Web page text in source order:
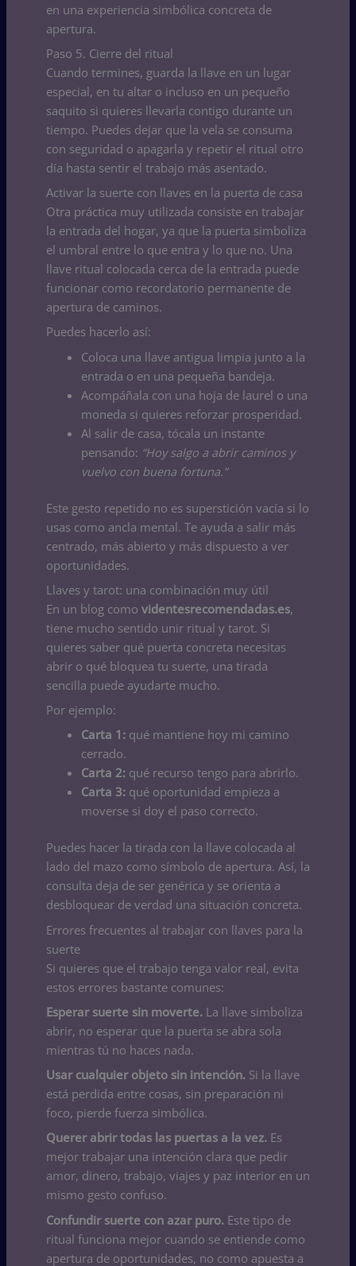
en una experiencia simbólica concreta de
apertura.
Paso 5. Cierre del ritual
Cuando termines, guarda la llave en un lugar
especial, en tu altar o incluso en un pequeño
saquito si quieres llevarla contigo durante un
tiempo. Puedes dejar que la vela se consuma
con seguridad o apagarla y repetir el ritual otro
día hasta sentir el trabajo más asentado.
Activar la suerte con llaves en la puerta de casa
Otra práctica muy utilizada consiste en trabajar
la entrada del hogar, ya que la puerta simboliza
el umbral entre lo que entra y lo que no. Una
llave ritual colocada cerca de la entrada puede
funcionar como recordatorio permanente de
apertura de caminos.
Puedes hacerlo así:
Coloca una llave antigua limpia junto a la
entrada o en una pequeña bandeja.
Acompáñala con una hoja de laurel o una
moneda si quieres reforzar prosperidad.
Al salir de casa, tócala un instante
pensando: “Hoy salgo a abrir caminos y
vuelvo con buena fortuna.”
Este gesto repetido no es superstición vacía si lo
usas como ancla mental. Te ayuda a salir más
centrado, más abierto y más dispuesto a ver
oportunidades.
Llaves y tarot: una combinación muy útil
En un blog como videntesrecomendadas.es,
tiene mucho sentido unir ritual y tarot. Si
quieres saber qué puerta concreta necesitas
abrir o qué bloquea tu suerte, una tirada
sencilla puede ayudarte mucho.
Por ejemplo:
Carta 1:qué mantiene hoy mi camino
cerrado.
Carta 2:qué recurso tengo para abrirlo.
Carta 3:qué oportunidad empieza a
moverse si doy el paso correcto.
Puedes hacer la tirada con la llave colocada al
lado del mazo como símbolo de apertura. Así, la
consulta deja de ser genérica y se orienta a
desbloquear de verdad una situación concreta.
Errores frecuentes al trabajar con llaves para la
suerte
Si quieres que el trabajo tenga valor real, evita
estos errores bastante comunes:
Esperar suerte sin moverte.La llave simboliza
abrir, no esperar que la puerta se abra sola
mientras tú no haces nada.
Usar cualquier objeto sin intención.Si la llave
está perdida entre cosas, sin preparación ni
foco, pierde fuerza simbólica.
Querer abrir todas las puertas a la vez.Es
mejor trabajar una intención clara que pedir
amor, dinero, trabajo, viajes y paz interior en un
mismo gesto confuso.
Confundir suerte con azar puro.Este tipo de
ritual funciona mejor cuando se entiende como
apertura de oportunidades, no como apuesta a